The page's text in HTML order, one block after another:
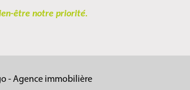
être notre priorité.
- Agence immobilière